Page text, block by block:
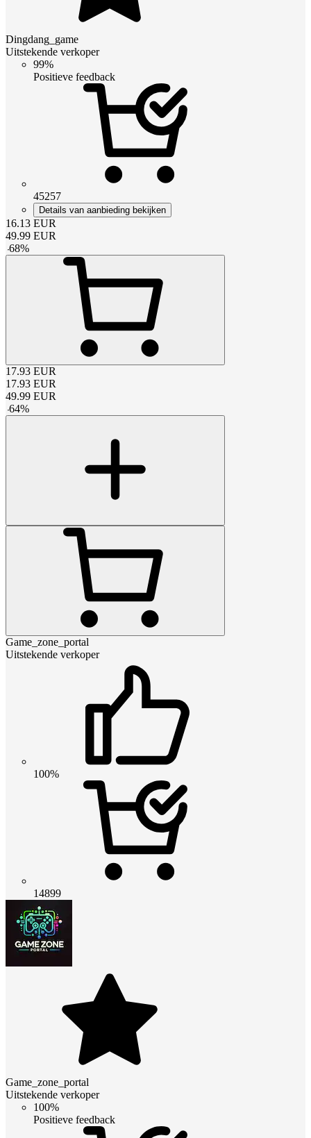
Dingdang_game
Uitstekende verkoper
99%
Positieve feedback
45257
Details van aanbieding bekijken
16.13 EUR
49.99 EUR
-68%
17.93 EUR
17.93 EUR
49.99 EUR
-64%
Game_zone_portal
Uitstekende verkoper
100%
14899
Game_zone_portal
Uitstekende verkoper
100%
Positieve feedback